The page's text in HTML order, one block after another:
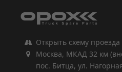
Открыть схему проезда
Москва, МКАД 32 км
пос. Битца, ул.